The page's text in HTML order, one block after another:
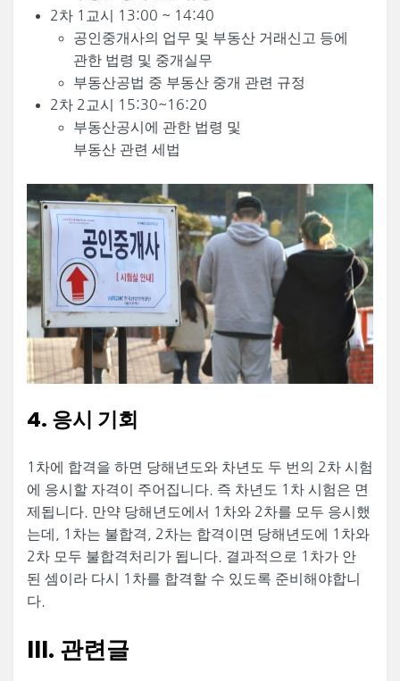
2차 1교시 13:00 ~ 14:40
공인중개사의 업무 및 부동산 거래신고 등에
관한 법령 및 중개실무
부동산공법 중 부동산 중개 관련 규정
2차 2교시 15:30~16:20
부동산공시에 관한 법령 및
부동산 관련 세법
4. 응시 기회
1차에 합격을 하면 당해년도와 차년도 두 번의 2차 시험
에 응시할 자격이 주어집니다. 즉 차년도 1차 시험은 면
제됩니다. 만약 당해년도에서 1차와 2차를 모두 응시했
는데, 1차는 불합격, 2차는 합격이면 당해년도에 1차와
2차 모두 불합격처리가 됩니다. 결과적으로 1차가 안
된 셈이라 다시 1차를 합격할 수 있도록 준비해야합니
다.
III. 관련글